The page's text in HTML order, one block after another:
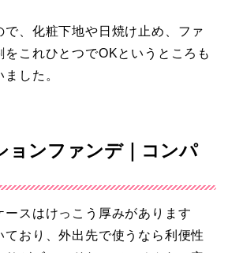
で、化粧下地や日焼け止め、ファ
をこれひとつでOKというところも
した。
ョンファンデ｜コンパ
ースはけっこう厚みがあります
ており、外出先で使うなら利便性